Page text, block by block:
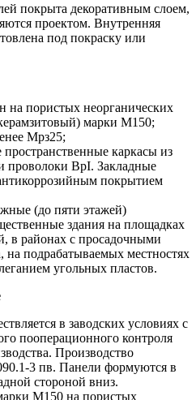
покрыта декоративным слоем,
проектом. Внутренняя
под покраску или
на пористых неорганических
марки М150;
Мрз25;
каркасы из
проволоки ВрI. Закладные
покрытием
(до пяти этажей)
здания на площадках
в районах с просадочными
на подрабатываемых местностях
угольных пластов.
в заводских условиях с
пооперационного контроля
Производство
3 пв. Панели формуются в
стороной вниз.
М150 на пористых